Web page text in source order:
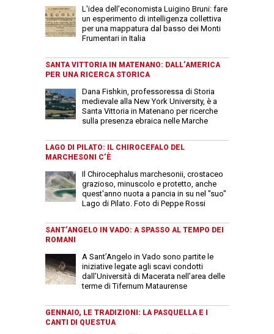
L'idea dell'economista Luigino Bruni: fare
un esperimento di intelligenza collettiva
per una mappatura dal basso dei Monti
Frumentari in Italia
SANTA VITTORIA IN MATENANO: DALL’AMERICA
PER UNA RICERCA STORICA
Dana Fishkin, professoressa di Storia
medievale alla New York University, è a
Santa Vittoria in Matenano per ricerche
sulla presenza ebraica nelle Marche
LAGO DI PILATO: IL CHIROCEFALO DEL
MARCHESONI C’È
Il Chirocephalus marchesonii, crostaceo
grazioso, minuscolo e protetto, anche
quest'anno nuota a pancia in su nel "suo"
Lago di Pilato. Foto di Peppe Rossi
SANT’ANGELO IN VADO: A SPASSO AL TEMPO DEI
ROMANI
A Sant’Angelo in Vado sono partite le
iniziative legate agli scavi condotti
dall’Università di Macerata nell’area delle
terme di Tifernum Mataurense
GENNAIO, LE TRADIZIONI: LA PASQUELLA E I
CANTI DI QUESTUA